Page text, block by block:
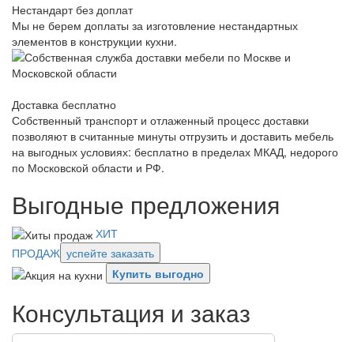
Нестандарт без доплат
Мы не берем доплаты за изготовление нестандартных
элементов в конструкции кухни.
Доставка бесплатно
Собственный транспорт и отлаженный процесс доставки
позволяют в считанные минуты отгрузить и доставить мебель
на выгодных условиях: бесплатно в пределах МКАД, недорого
по Московской области и РФ.
Выгодные предложения
ХИТ
ПРОДАЖ успейте заказать
Купить выгодно
Консультация и заказ